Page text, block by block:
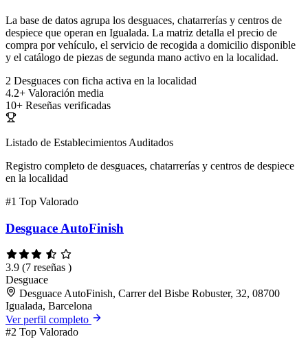
La base de datos agrupa los desguaces, chatarrerías y centros de
despiece que operan en Igualada. La matriz detalla el precio de
compra por vehículo, el servicio de recogida a domicilio disponible
y el catálogo de piezas de segunda mano activo en la localidad.
2 Desguaces con ficha activa en la localidad
4.2+ Valoración media
10+ Reseñas verificadas
Listado de Establecimientos Auditados
Registro completo de desguaces, chatarrerías y centros de despiece
en la localidad
#1 Top Valorado
Desguace AutoFinish
3.9 (7 reseñas )
Desguace
Desguace AutoFinish, Carrer del Bisbe Robuster, 32, 08700
Igualada, Barcelona
Ver perfil completo
#2 Top Valorado